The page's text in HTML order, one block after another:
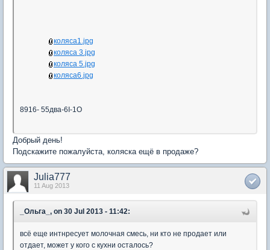
коляса1.jpg
коляса 3.jpg
коляса 5.jpg
коляса6.jpg
8916- 55два-6I-1О
Добрый день!
Подскажите пожалуйста, коляска ещё в продаже?
Julia777
11 Aug 2013
_Ольга_, on 30 Jul 2013 - 11:42:
всё еще интнресует молочная смесь, ни кто не продает или
отдает, может у кого с кухни осталось?